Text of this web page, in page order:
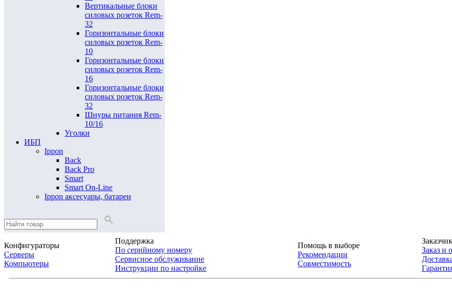
Вертикальные блоки
силовых розеток Rem-
32
Горизонтальные блоки
силовых розеток Rem-
10
Горизонтальные блоки
силовых розеток Rem-
16
Горизонтальные блоки
силовых розеток Rem-
32
Шнуры питания Rem-
10/16
Уголки
ИБП
Ippon
Back
Back Pro
Smart
Smart On-Line
Ippon аксесуары, батареи
Конфигураторы
Серверы
Компьютеры
Поддержка
По серийному номеру
Сервисное обслуживание
Инструкции по настройке
Помощь в выборе
Рекомендации
Совместимость
Заказ и